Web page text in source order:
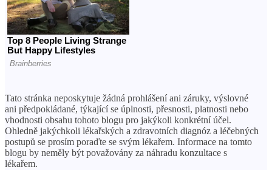
Tato stránka neposkytuje žádná prohlášení ani záruky, výslovné
ani předpokládané, týkající se úplnosti, přesnosti, platnosti nebo
vhodnosti obsahu tohoto blogu pro jakýkoli konkrétní účel.
Ohledně jakýchkoli lékařských a zdravotních diagnóz a léčebných
postupů se prosím poraďte se svým lékařem. Informace na tomto
blogu by neměly být považovány za náhradu konzultace s
lékařem.